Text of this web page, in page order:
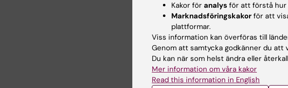
Preliminärt schema
Preliminärt schema
Kursutvärdering
Kakor för analys för att förstå hur
Marknadsföringskakor för att
plattformar.
Viss information kan överföras till
Genom att samtycka godkänner du att
Du kan när som helst ändra eller
Mer information om våra kakor
Read this information in English